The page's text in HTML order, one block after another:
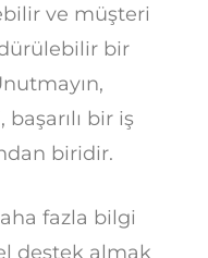
ve müşteri
bir
bir iş
biridir.
fazla bilgi
destek almak